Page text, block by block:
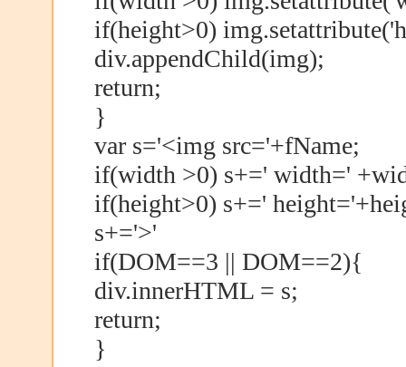
if(height>0)
div.appendChild(img);
return;
}
var s='<img src='+fName;
if(width >0) s+=' width='
if(height>0) s+='
s+='>'
if(DOM==3 || DOM==2){
div.innerHTML = s;
return;
}